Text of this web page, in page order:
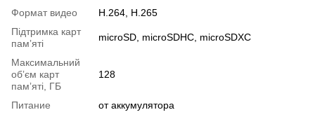
Формат видео
H.264, H.265
Підтримка карт
памʼяті
microSD, microSDHC, microSDXC
Максимальний
обʼєм карт
памʼяті, ГБ
128
Питание
от аккумулятора